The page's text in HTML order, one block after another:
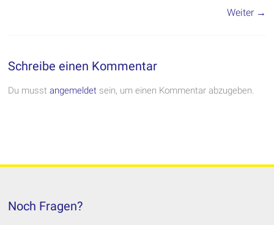
Weiter →
Schreibe einen Kommentar
Du musstangemeldet sein, um einen Kommentar abzugeben.
Noch Fragen?